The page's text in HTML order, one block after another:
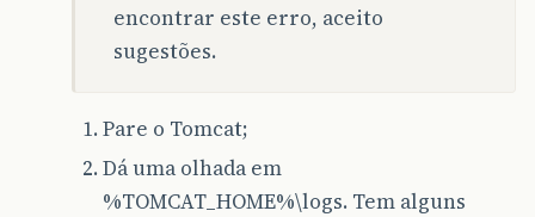
encontrar este erro, aceito
sugestões.
Pare o Tomcat;
Dá uma olhada em
%TOMCAT_HOME%\logs. Tem alguns